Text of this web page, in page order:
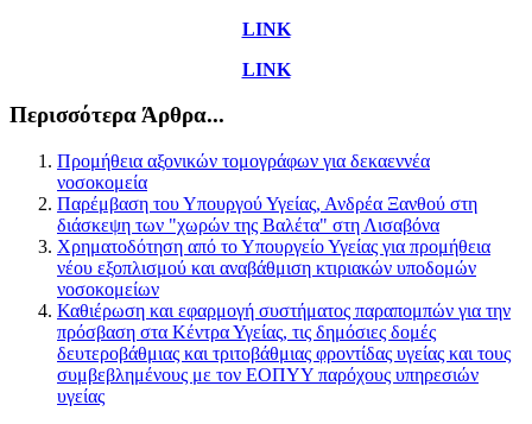
LINK
LINK
Περισσότερα Άρθρα...
Προμήθεια αξονικών τομογράφων για δεκαεννέα
νοσοκομεία
Παρέμβαση του Υπουργού Υγείας, Ανδρέα Ξανθού στη
διάσκεψη των "χωρών της Βαλέτα" στη Λισαβόνα
Χρηματοδότηση από το Υπουργείο Υγείας για προμήθεια
νέου εξοπλισμού και αναβάθμιση κτιριακών υποδομών
νοσοκομείων
Καθιέρωση και εφαρμογή συστήματος παραπομπών για την
πρόσβαση στα Κέντρα Υγείας, τις δημόσιες δομές
δευτεροβάθμιας και τριτοβάθμιας φροντίδας υγείας και τους
συμβεβλημένους με τον ΕΟΠΥΥ παρόχους υπηρεσιών
υγείας